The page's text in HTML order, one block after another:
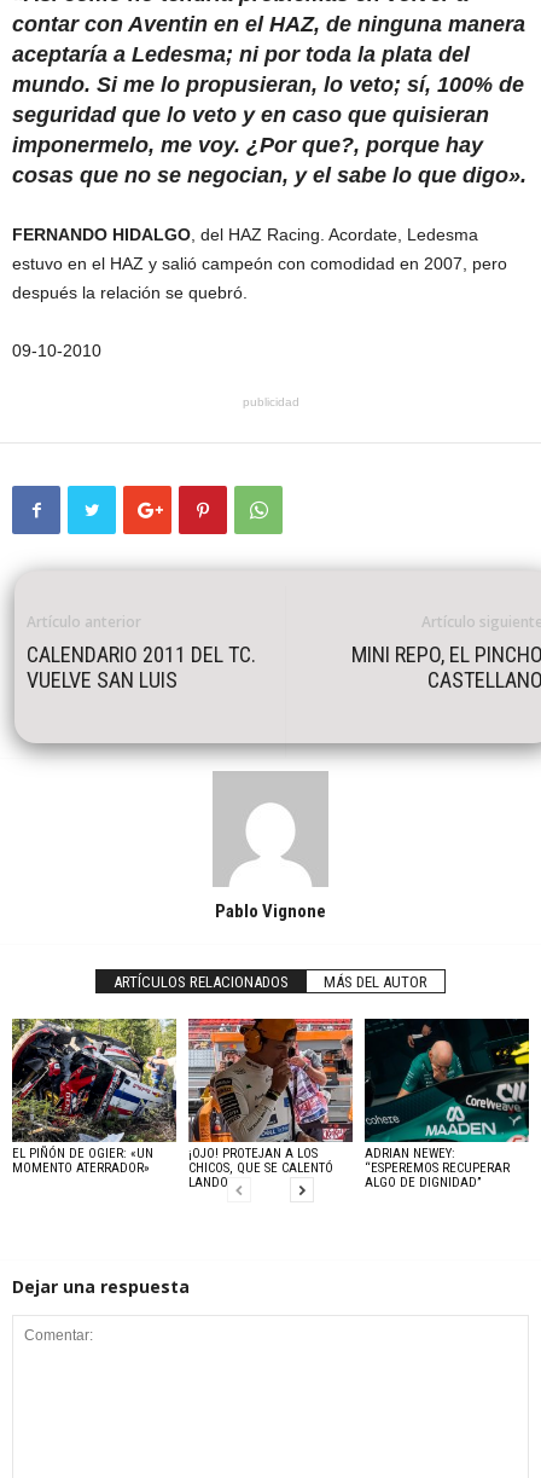
contar con Aventin en el HAZ, de ninguna manera
aceptaría a Ledesma; ni por toda la plata del
mundo. Si me lo propusieran, lo veto; sí, 100% de
seguridad que lo veto y en caso que quisieran
imponermelo, me voy. ¿Por que?, porque hay
cosas que no se negocian, y el sabe lo que digo».
FERNANDO HIDALGO , del HAZ Racing. Acordate, Ledesma
estuvo en el HAZ y salió campeón con comodidad en 2007, pero
después la relación se quebró.
09-10-2010
publicidad
Artículo anterior
CALENDARIO 2011 DEL TC.
VUELVE SAN LUIS
Artículo
MINI REPO, EL
Pablo Vignone
ARTÍCULOS RELACIONADOS MÁS DEL AUTOR
EL PIÑÓN DE OGIER: «UN
MOMENTO ATERRADOR»
¡OJO! PROTEJAN A LOS
CHICOS, QUE SE CALENTÓ
LANDO
ADRIAN NEWEY:
“ESPEREMOS RECUPERAR
ALGO DE DIGNIDAD”
Dejar una respuesta